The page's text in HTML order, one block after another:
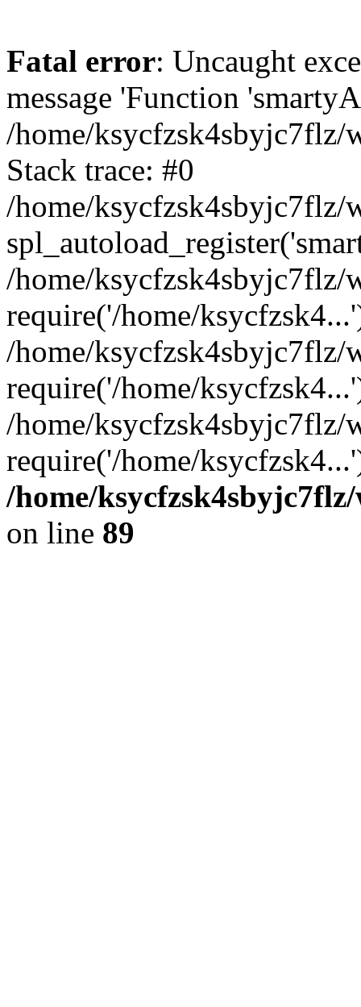
Fatal error: Uncaught
message 'Function
/home/ksycfzsk4sbyjc7flz/
Stack trace: #0
/home/ksycfzsk4sbyjc7flz/
/home/
require('/home/
/home/ksycfzsk4sbyjc7flz/
require('/home/
/home/
require('/home/
/home/
on line 89